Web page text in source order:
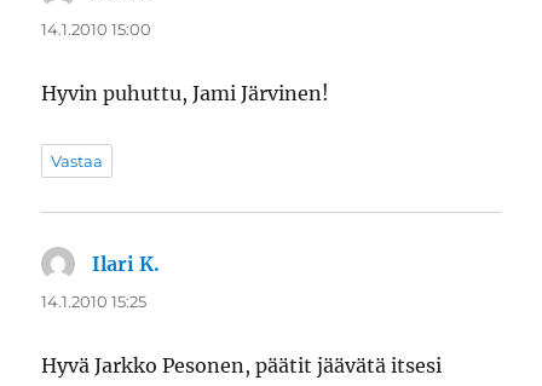
14.1.2010 15:00
Hyvin puhuttu, Jami Järvinen!
Vastaa
Ilari K.
14.1.2010 15:25
Hyvä Jarkko Pesonen, päätit jäävätä itsesi